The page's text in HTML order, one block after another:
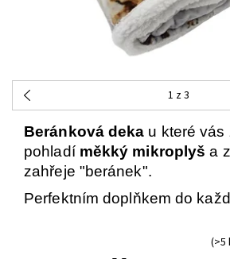
1 z 3
Beránková deka u které vás
pohladí měkký mikroplyš a
zahřeje "beránek".
Perfektním doplňkem do
(>5